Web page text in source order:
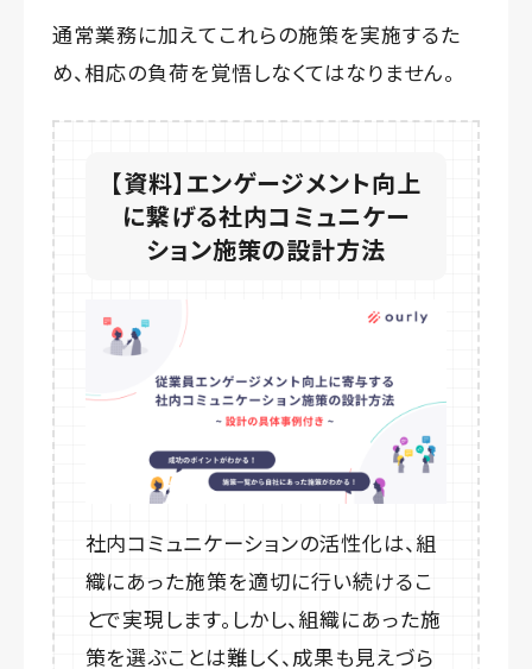
通常業務に加えてこれらの施策を実施するた
め、相応の負荷を覚悟しなくてはなりません。
【資料】エンゲージメント向上
に繋げる社内コミュニケー
ション施策の設計方法
社内コミュニケーションの活性化は、組
織にあった施策を適切に行い続けるこ
とで実現します。しかし、組織にあった施
策を選ぶことは難しく、成果も見えづら